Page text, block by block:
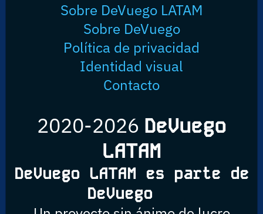
Sobre DeVuego LATAM
Sobre DeVuego
Política de privacidad
Identidad visual
Contacto
2020-2026 DeVuego
LATAM
DeVuego LATAM es parte de
DeVuego